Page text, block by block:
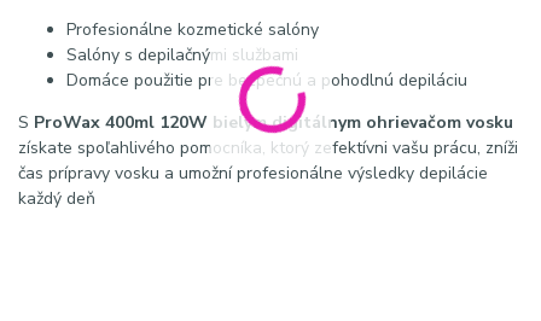
Profesionálne kozmetické salóny
Salóny s depilačnými službami
Domáce použitie pre bezpečnú a pohodlnú depiláciu
S ProWax 400ml 120W bielym digitálnym ohrievačom vosku
získate spoľahlivého pomocníka, ktorý zefektívni vašu prácu, zníži
čas prípravy vosku a umožní profesionálne výsledky depilácie
každý deň